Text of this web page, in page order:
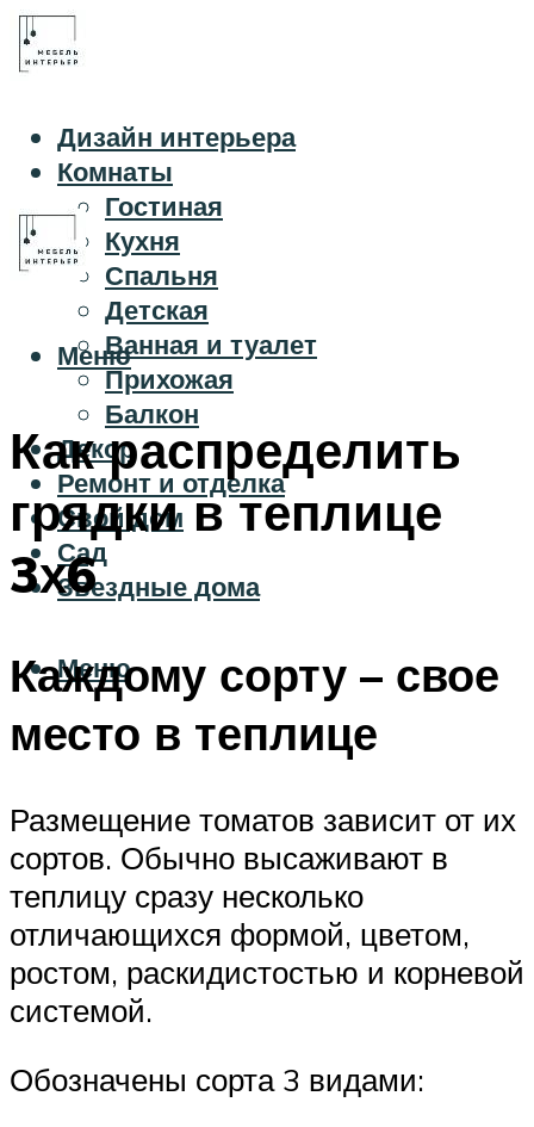
Дизайн интерьера
Комнаты
Гостиная
Кухня
Спальня
Детская
Ванная и туалет
Прихожая
Балкон
Декор
Ремонт и отделка
Свой дом
Сад
Звездные дома
Меню
Меню
Как распределить
грядки в теплице
3х6
Каждому сорту – свое
место в теплице
Размещение томатов зависит от их
сортов. Обычно высаживают в
теплицу сразу несколько
отличающихся формой, цветом,
ростом, раскидистостью и корневой
системой.
Обозначены сорта 3 видами: